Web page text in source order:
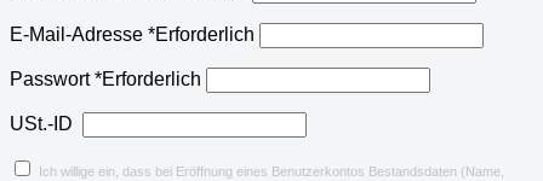
E-Mail-Adresse *Erforderlich
Passwort*Erforderlich
USt.-ID
Ich willige ein, dass bei Eröffnung eines Benutzerkontos Bestandsdaten (Name,